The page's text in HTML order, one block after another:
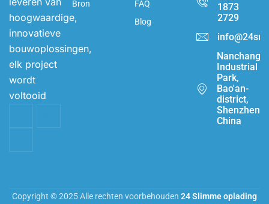
hoogwaardige,
innovatieve
bouwoplossingen,
elk project
wordt
voltooid
Bron
FAQ
Blog
1873
2729
Nanchang
Industrial
Park,
Bao'an-
district,
Shenzhen,
China
Copyright © 2025 Alle rechten voorbehouden 24 Slimme oplading